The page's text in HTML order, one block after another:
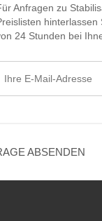
Anfragen zu
24 Stunden bei
ABSENDEN